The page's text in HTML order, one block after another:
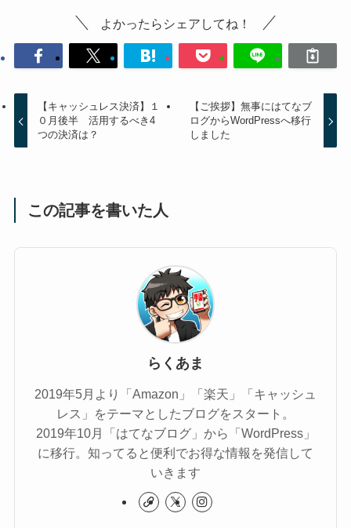
よかったらシェアしてね！
【キャッシュレス決済】１
０月後半 活用するべき4
つの決済は？
【ご挨拶】無事にはてなブ
ログからWordPressへ移行
しました
この記事を書いた人
らくあま
2019年5月より「Amazon」「楽天」「キャッシュ
レス」をテーマとしたブログをスタート。
2019年10月「はてなブログ」から「WordPress」
に移行。知ってると便利でお得な情報を発信して
いきます